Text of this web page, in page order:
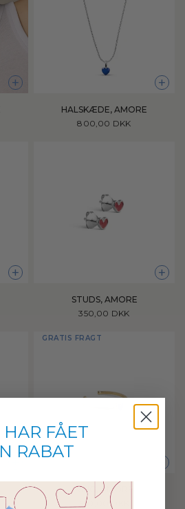
+ +
HALSKÆDE, AMORE
800,00 DKK
+ +
STUDS, AMORE
350,00 DKK
+
GRATIS FRAGT
+
RING, AMORE
550,00 DKK
HAR FÅET
RABAT